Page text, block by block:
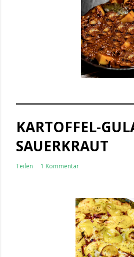
KARTOFFEL-
SAUERKRAUT
Teilen 1 Kommentar